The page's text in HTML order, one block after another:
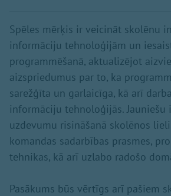
Spēles mērķis ir veicināt skolēnu
informāciju tehnoloģijām un
programmēšanā, aktualizējot
aizspriedumus par to, ka
sarežģīta un garlaicīga, kā arī
informāciju tehnoloģijās. Jauniešu
uzdevumu risināšanā skolēnos
komandas sadarbības prasmes,
tehnikas, kā arī uzlabo radošo
Pasākums būs vērtīgs arī pašiem